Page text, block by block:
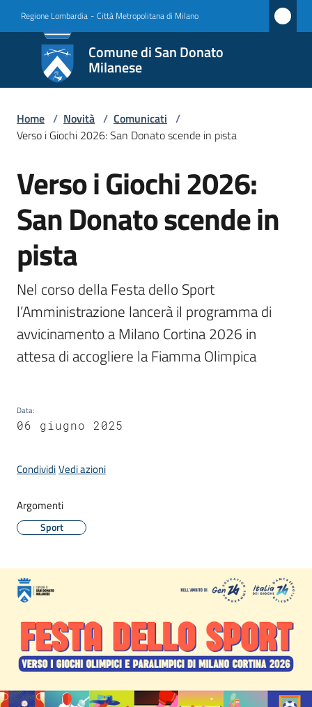
Regione Lombardia - Città Metropolitana di Milano
Comune di San Donato
Milanese
Comune
di San
Donato
Milanese
Amministrazione
Novità
Menu selezionato
Servizi
Vivere
San
Donato
Milanese
Tutti
Seguici
su
Home / Novità / Comunicati /
Verso i Giochi 2026: San Donato scende in pista
Salta al contenuto
Verso i Giochi 2026:
San Donato scende in
pista
Nel corso della Festa dello Sport
l’Amministrazione lancerà il programma di
avvicinamento a Milano Cortina 2026 in
attesa di accogliere la Fiamma Olimpica
Data:
06 giugno 2025
CondividiVedi azioni
Argomenti
Sport